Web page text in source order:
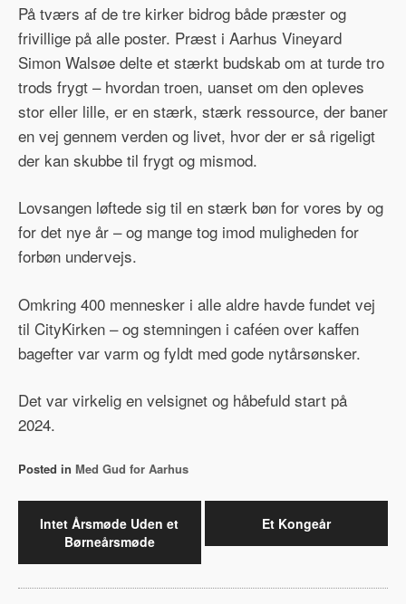
På tværs af de tre kirker bidrog både præster og
frivillige på alle poster. Præst i Aarhus Vineyard
Simon Walsøe delte et stærkt budskab om at turde tro
trods frygt – hvordan troen, uanset om den opleves
stor eller lille, er en stærk, stærk ressource, der baner
en vej gennem verden og livet, hvor der er så rigeligt
der kan skubbe til frygt og mismod.
Lovsangen løftede sig til en stærk bøn for vores by og
for det nye år – og mange tog imod muligheden for
forbøn undervejs.
Omkring 400 mennesker i alle aldre havde fundet vej
til CityKirken – og stemningen i caféen over kaffen
bagefter var varm og fyldt med gode nytårsønsker.
Det var virkelig en velsignet og håbefuld start på
2024.
Posted in Med Gud for Aarhus
Indlægsnavigation
Intet Årsmøde Uden et
Børneårsmøde
Et Kongeår